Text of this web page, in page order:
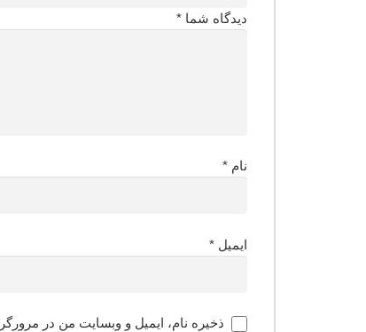
دیدگاه شما *
نام *
ایمیل *
ذخیره نام، ایمیل و وبسایت من در